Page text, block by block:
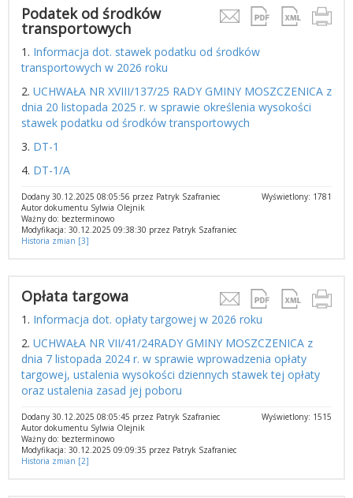
Podatek od środków
transportowych
1. Informacja dot. stawek podatku od środków
transportowych w 2026 roku
2. UCHWAŁA NR XVIII/137/25 RADY GMINY MOSZCZENICA z
dnia 20 listopada 2025 r. w sprawie określenia wysokości
stawek podatku od środków transportowych
3. DT-1
4. DT-1/A
Wyświetlony: 1781
Dodany 30.12.2025 08:05:56 przez Patryk Szafraniec
Autor dokumentu Sylwia Olejnik
Ważny do: bezterminowo
Modyfikacja: 30.12.2025 09:38:30 przez Patryk Szafraniec
Historia zmian [3]
Opłata targowa
1. Informacja dot. opłaty targowej w 2026 roku
2. UCHWAŁA NR VII/41/24RADY GMINY MOSZCZENICA z
dnia 7 listopada 2024 r. w sprawie wprowadzenia opłaty
targowej, ustalenia wysokości dziennych stawek tej opłaty
oraz ustalenia zasad jej poboru
Wyświetlony: 1515
Dodany 30.12.2025 08:05:45 przez Patryk Szafraniec
Autor dokumentu Sylwia Olejnik
Ważny do: bezterminowo
Modyfikacja: 30.12.2025 09:09:35 przez Patryk Szafraniec
Historia zmian [2]